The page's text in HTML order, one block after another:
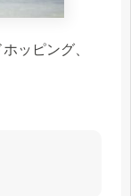
ッピング、